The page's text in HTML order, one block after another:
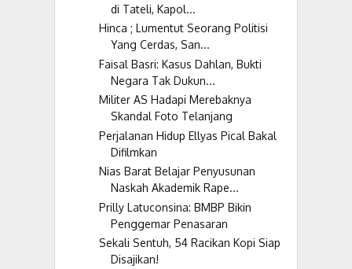
di Tateli, Kapol...
Hinca ; Lumentut Seorang Politisi
Yang Cerdas, San...
Faisal Basri: Kasus Dahlan, Bukti
Negara Tak Dukun...
Militer AS Hadapi Merebaknya
Skandal Foto Telanjang
Perjalanan Hidup Ellyas Pical Bakal
Difilmkan
Nias Barat Belajar Penyusunan
Naskah Akademik Rape...
Prilly Latuconsina: BMBP Bikin
Penggemar Penasaran
Sekali Sentuh, 54 Racikan Kopi Siap
Disajikan!